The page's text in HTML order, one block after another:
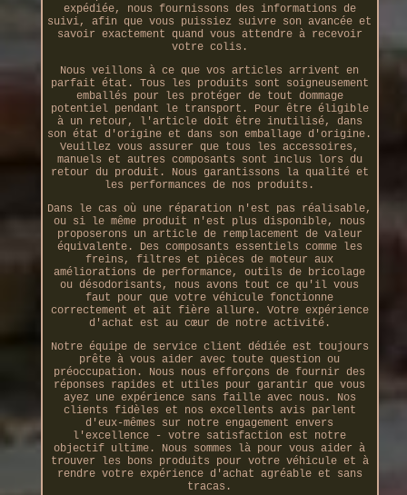
expédiée, nous fournissons des informations de
suivi, afin que vous puissiez suivre son avancée et
savoir exactement quand vous attendre à recevoir
votre colis.
Nous veillons à ce que vos articles arrivent en
parfait état. Tous les produits sont soigneusement
emballés pour les protéger de tout dommage
potentiel pendant le transport. Pour être éligible
à un retour, l'article doit être inutilisé, dans
son état d'origine et dans son emballage d'origine.
Veuillez vous assurer que tous les accessoires,
manuels et autres composants sont inclus lors du
retour du produit. Nous garantissons la qualité et
les performances de nos produits.
Dans le cas où une réparation n'est pas réalisable,
ou si le même produit n'est plus disponible, nous
proposerons un article de remplacement de valeur
équivalente. Des composants essentiels comme les
freins, filtres et pièces de moteur aux
améliorations de performance, outils de bricolage
ou désodorisants, nous avons tout ce qu'il vous
faut pour que votre véhicule fonctionne
correctement et ait fière allure. Votre expérience
d'achat est au cœur de notre activité.
Notre équipe de service client dédiée est toujours
prête à vous aider avec toute question ou
préoccupation. Nous nous efforçons de fournir des
réponses rapides et utiles pour garantir que vous
ayez une expérience sans faille avec nous. Nos
clients fidèles et nos excellents avis parlent
d'eux-mêmes sur notre engagement envers
l'excellence - votre satisfaction est notre
objectif ultime. Nous sommes là pour vous aider à
trouver les bons produits pour votre véhicule et à
rendre votre expérience d'achat agréable et sans
tracas.